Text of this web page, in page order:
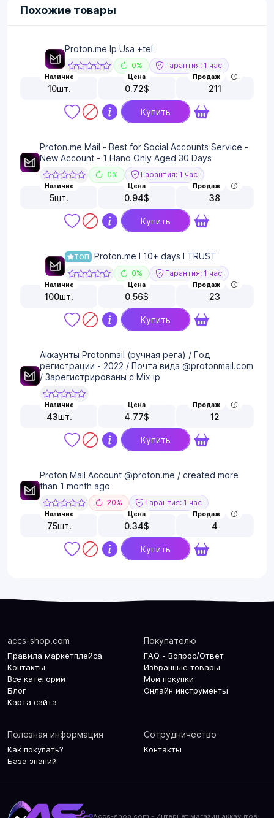
Похожие товары
Proton.me Ip Usa +tel
0% Гарантия: 1 час
Наличие
10шт.
Цена
0.72$
Продаж
211
Купить
Proton.me Mail - Best for Social Accounts Service -
New Account - 1 Hand Only Aged 30 Days
0% Гарантия: 1 час
Наличие
5шт.
Цена
0.94$
Продаж
38
Купить
ТОП Proton.me I 10+ days I TRUST
0% Гарантия: 1 час
Наличие
100шт.
Цена
0.56$
Продаж
23
Купить
Аккаунты Protonmail (ручная рега) / Год
регистрации - 2022 / Почта вида @protonmail.com
/ Зарегистрированы с Mix ip
Наличие
43шт.
Цена
4.77$
Продаж
12
Купить
Proton Mail Account @proton.me / created more
than 1 month ago
20% Гарантия: 1 час
Наличие
75шт.
Цена
0.34$
Продаж
4
Купить
accs-shop.com
Правила маркетплейса
Контакты
Все категории
Блог
Карта сайта
Покупателю
FAQ - Вопрос/Ответ
Избранные товары
Мои покупки
Онлайн инструменты
Полезная информация
Как покупать?
База знаний
Сотрудничество
Контакты
Accs-shop.com - Интернет магазин аккаунтов